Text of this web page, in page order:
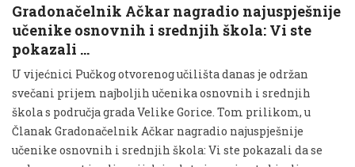
Gradonačelnik Ačkar nagradio najuspješnije
učenike osnovnih i srednjih škola: Vi ste
pokazali …
U vijećnici Pučkog otvorenog učilišta danas je održan
svečani prijem najboljih učenika osnovnih i srednjih
škola s područja grada Velike Gorice. Tom prilikom, u
Članak Gradonačelnik Ačkar nagradio najuspješnije
učenike osnovnih i srednjih škola: Vi ste pokazali da se